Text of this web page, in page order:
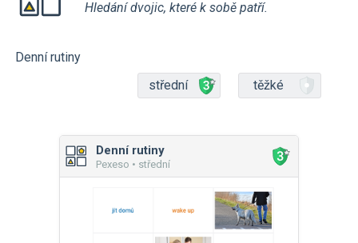
Hledání dvojic, které k sobě patří.
Denní rutiny
střední
těžké
Denní rutiny
Pexeso • střední